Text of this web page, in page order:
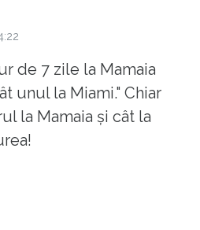
si folosindu-te de de
mereu la dispoziție
nu vor accepta ca ei
mult, cred că ei
societății. De
cercuri de
valoare si seva din
de 7 zile la Mamaia
unul la Miami." Chiar
la Mamaia și cât la